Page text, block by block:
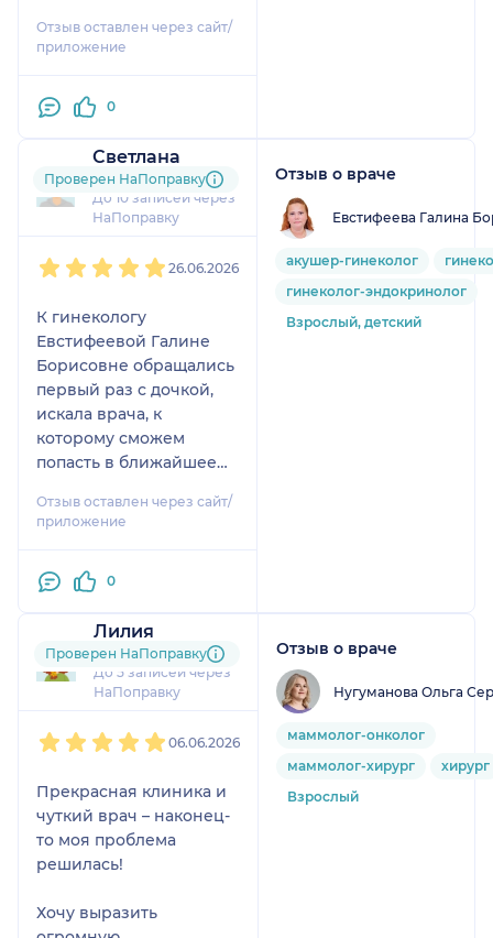
Евгеньевна -
прекрасный диагност и
нный специалист!
Отличный врач. Очень
внимательная, отлично
знающая своё дело.
Буду обращаться только
к ней и, конечно,
рекомендовать только
знакомым. Большое
спасибо за заботу и
чуткое отношение к
пациентам.
Отзыв оставлен через сайт/
приложение
0
Светлана
22 отзыва
До 10 записей через
НаПоправку
Проверен НаПоправку
26.06.2026
К гинекологу
Евстифеевой Галине
Борисовне обращались
первый раз с дочкой,
искала врача, к
которому сможем
попасть в ближайшее
присутствовали все
необходимые
расходные материалы.
опозданий
Понравилось:
Всё прошло отлично,
никаких вопросов не
осталось. Галина
корректно общается,
всё понятно объясняет.
Врач сначала провела
опрос, узнала, что
уточняющие вопросы.
Отзыв оставлен через сайт/
приложение
0
Отзыв о враче
Евстифеева Галина
акушер-гинеколог
гинеколог-эндокринолог
Взрослый, детский
Лилия
2 отзыва
До 5 записей через
НаПоправку
Проверен НаПоправку
06.06.2026
Прекрасная клиника и
чуткий врач – наконец-
то моя проблема
решилась!
Хочу выразить
Отзыв о враче
Нугуманова Ольга
маммолог-онколог
маммолог-хирург
хирург
Взрослый